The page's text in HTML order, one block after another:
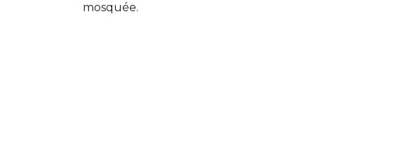
mosquée.